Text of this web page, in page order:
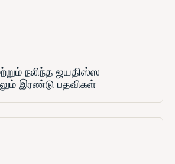
நலிந்த ஜயதிஸ்ஸ
இரண்டு பதவிகள்